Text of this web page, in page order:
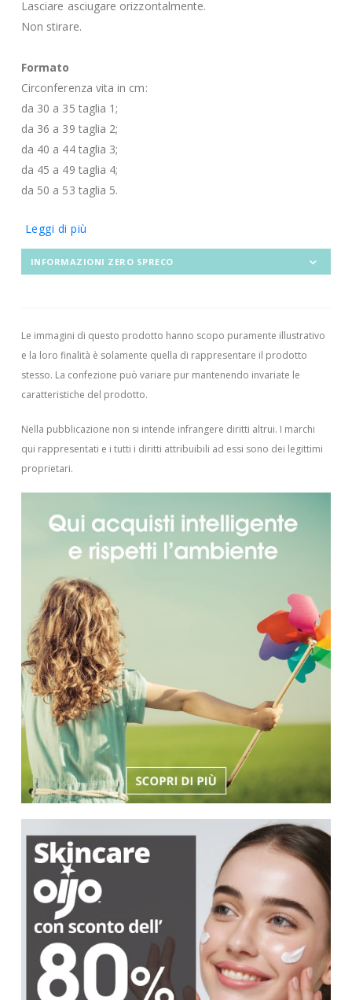
Lasciare asciugare orizzontalmente.
Non stirare.
Formato
Circonferenza vita in cm:
da 30 a 35 taglia 1;
da 36 a 39 taglia 2;
da 40 a 44 taglia 3;
da 45 a 49 taglia 4;
da 50 a 53 taglia 5.
Leggi di più
INFORMAZIONI ZERO SPRECO
Le immagini di questo prodotto hanno scopo puramente illustrativo
e la loro finalità è solamente quella di rappresentare il prodotto
stesso. La confezione può variare pur mantenendo invariate le
caratteristiche del prodotto.
Nella pubblicazione non si intende infrangere diritti altrui. I marchi
qui rappresentati e i tutti i diritti attribuibili ad essi sono dei legittimi
proprietari.